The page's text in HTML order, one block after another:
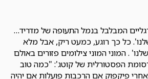
המבלבל בנמל התעופה של מדריד…
כל כך רוגע, כמעט ריק, אבל מלא
. המוני המוני צילומים פזורים באולם
הפסטורלית של קוטג': "כמה טוב
פיקפוק אם הרכבות פועלות אם יהיה